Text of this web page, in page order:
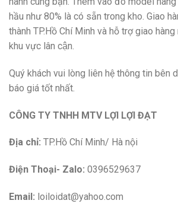
hầu như 80% là có sẵn trong kho. Giao
thành TP.Hồ Chí Minh và hỗ trợ giao
khu vực lân cận.
Quý khách vui lòng liên hệ thông tin bên
báo giá tốt nhất.
CÔNG TY TNHH MTV LỢI LỢI ĐẠT
Địa chỉ: TP.Hồ Chí Minh/ Hà nội
Điện Thoại- Zalo: 0396529637
Email: loiloidat@yahoo.com